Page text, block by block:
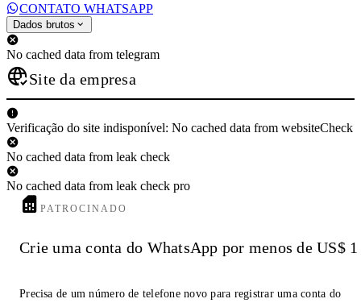
CONTATO WHATSAPP
Dados brutos
No cached data from telegram
Site da empresa
Verificação do site indisponível: No cached data from websiteCheck
No cached data from leak check
No cached data from leak check pro
PATROCINADO
Crie uma conta do WhatsApp por menos de US$ 1
Precisa de um número de telefone novo para registrar uma conta do